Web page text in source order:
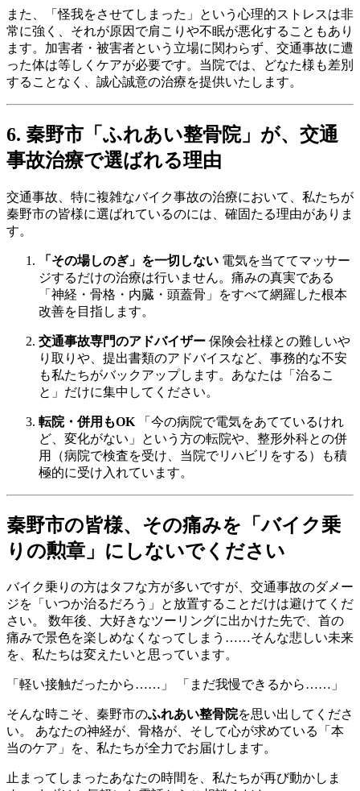
また、「怪我をさせてしまった」という心理的ストレスは非
常に強く、それが原因で肩こりや不眠が悪化することもあり
ます。加害者・被害者という立場に関わらず、交通事故に遭
った体は等しくケアが必要です。当院では、どなた様も差別
することなく、誠心誠意の治療を提供いたします。
6. 秦野市「ふれあい整骨院」が、交通
事故治療で選ばれる理由
交通事故、特に複雑なバイク事故の治療において、私たちが
秦野市の皆様に選ばれているのには、確固たる理由がありま
す。
「その場しのぎ」を一切しない 電気を当ててマッサー
ジするだけの治療は行いません。痛みの真実である
「神経・骨格・内臓・頭蓋骨」をすべて網羅した根本
改善を目指します。
交通事故専門のアドバイザー 保険会社様との難しいや
り取りや、提出書類のアドバイスなど、事務的な不安
も私たちがバックアップします。あなたは「治るこ
と」だけに集中してください。
転院・併用もOK 「今の病院で電気をあてているけれ
ど、変化がない」という方の転院や、整形外科との併
用（病院で検査を受け、当院でリハビリをする）も積
極的に受け入れています。
秦野市の皆様、その痛みを「バイク乗
りの勲章」にしないでください
バイク乗りの方はタフな方が多いですが、交通事故のダメー
ジを「いつか治るだろう」と放置することだけは避けてくだ
さい。 数年後、大好きなツーリングに出かけた先で、首の
痛みで景色を楽しめなくなってしまう……そんな悲しい未来
を、私たちは変えたいと思っています。
「軽い接触だったから……」 「まだ我慢できるから……」
そんな時こそ、秦野市のふれあい整骨院を思い出してくださ
い。 あなたの神経が、骨格が、そして心が求めている「本
当のケア」を、私たちが全力でお届けします。
止まってしまったあなたの時間を、私たちが再び動かしま